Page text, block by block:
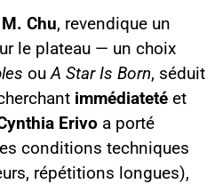
Chu, revendique un
le plateau — un choix
ouA Star Is Born, séduit
immédiateté et
Erivo a porté
conditions techniques
répétitions longues),